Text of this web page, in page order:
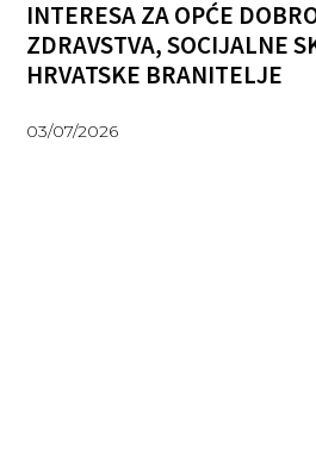
INTERESA ZA OPĆE
ZDRAVSTVA, SOCIJALNE
HRVATSKE BRANITELJE
03/07/2026